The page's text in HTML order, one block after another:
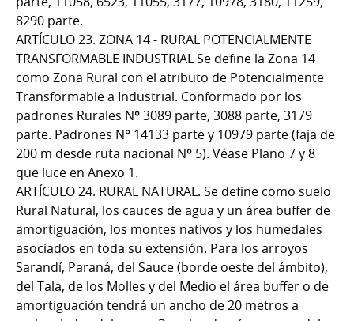
8290 parte.
ARTÍCULO 23. ZONA 14 - RURAL POTENCIALMENTE
TRANSFORMABLE INDUSTRIAL Se define la Zona 14
como Zona Rural con el atributo de Potencialmente
Transformable a Industrial. Conformado por los
padrones Rurales Nº 3089 parte, 3088 parte, 3179
parte. Padrones N° 14133 parte y 10979 parte (faja de
200 m desde ruta nacional Nº 5). Véase Plano 7 y 8
que luce en Anexo 1.
ARTÍCULO 24. RURAL NATURAL. Se define como suelo
Rural Natural, los cauces de agua y un área buffer de
amortiguación, los montes nativos y los humedales
asociados en toda su extensión. Para los arroyos
Sarandí, Paraná, del Sauce (borde oeste del ámbito),
del Tala, de los Molles y del Medio el área buffer o de
amortiguación tendrá un ancho de 20 metros a